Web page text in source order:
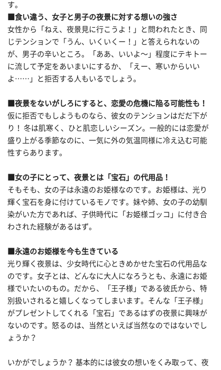
す。
■食い違う、女子と男子の夜景に対する想いの強さ
女性から「ねえ、夜景見に行こうよ！」と問われたとき、同
じテンションで「うん、いくいくー！」と答えられないの
が、男子の辛いところ。「ああ、いいよ〜」程度にテキトー
に流して予定をあいまいにするか、「えー、寒いからいい
よ……」と拒否する人もいるでしょう。
■夜景をないがしろにすると、恋愛の危機に陥る可能性も！
仮に拒否でもしようものなら、彼女のテンションはだだ下が
り！ 冬は肌寒く、ひと肌恋しいシーズン。一般的には恋愛が
盛り上がる季節なのに、一気に外の気温同様に冷え込む可能
性すらあります。
■女の子にとって、夜景とは「宝石」の代用品！
そもそも、女の子は永遠のお姫様なのです。お姫様は、光り
輝く宝石を身に付けているモノです。妹や姉、女の子の幼馴
染がいた方であれば、子供時代に「お姫様ゴッコ」に付き合
わされた経験があるはず。
■永遠のお姫様を今も生きている
光り輝く夜景は、少女時代に心ときめかせた宝石の代用品な
のです。女子とは、どんなに大人になろうとも、永遠にお姫
様でいたいのもの。だから、「王子様」である彼氏から、特
別扱いされると嬉しくなってしまいます。そんな「王子様」
がプレゼントしてくれる「宝石」であるはずの夜景に興味が
ないのです。怒るのは、当然といえば当然なのではないでし
ょうか？
いかがでしょうか？ 基本的には彼女の想いをくみ取って、夜